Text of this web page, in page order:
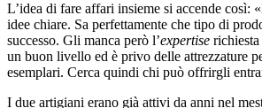
L’idea di fare affari insieme si accende così:
idee chiare. Sa perfettamente che tipo di
successo. Gli manca però l’expertise
un buon livello ed è privo delle attrezzature
esemplari. Cerca quindi chi può offrirgli
I due artigiani erano già attivi da anni nel